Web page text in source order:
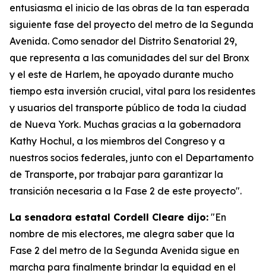
entusiasma el inicio de las obras de la tan esperada
siguiente fase del proyecto del metro de la Segunda
Avenida. Como senador del Distrito Senatorial 29,
que representa a las comunidades del sur del Bronx
y el este de Harlem, he apoyado durante mucho
tiempo esta inversión crucial, vital para los residentes
y usuarios del transporte público de toda la ciudad
de Nueva York. Muchas gracias a la gobernadora
Kathy Hochul, a los miembros del Congreso y a
nuestros socios federales, junto con el Departamento
de Transporte, por trabajar para garantizar la
transición necesaria a la Fase 2 de este proyecto".
La senadora estatal Cordell Cleare dijo: "En
nombre de mis electores, me alegra saber que la
Fase 2 del metro de la Segunda Avenida sigue en
marcha para finalmente brindar la equidad en el